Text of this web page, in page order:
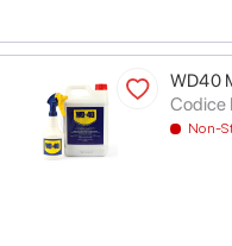
WD40
Codice
Non-